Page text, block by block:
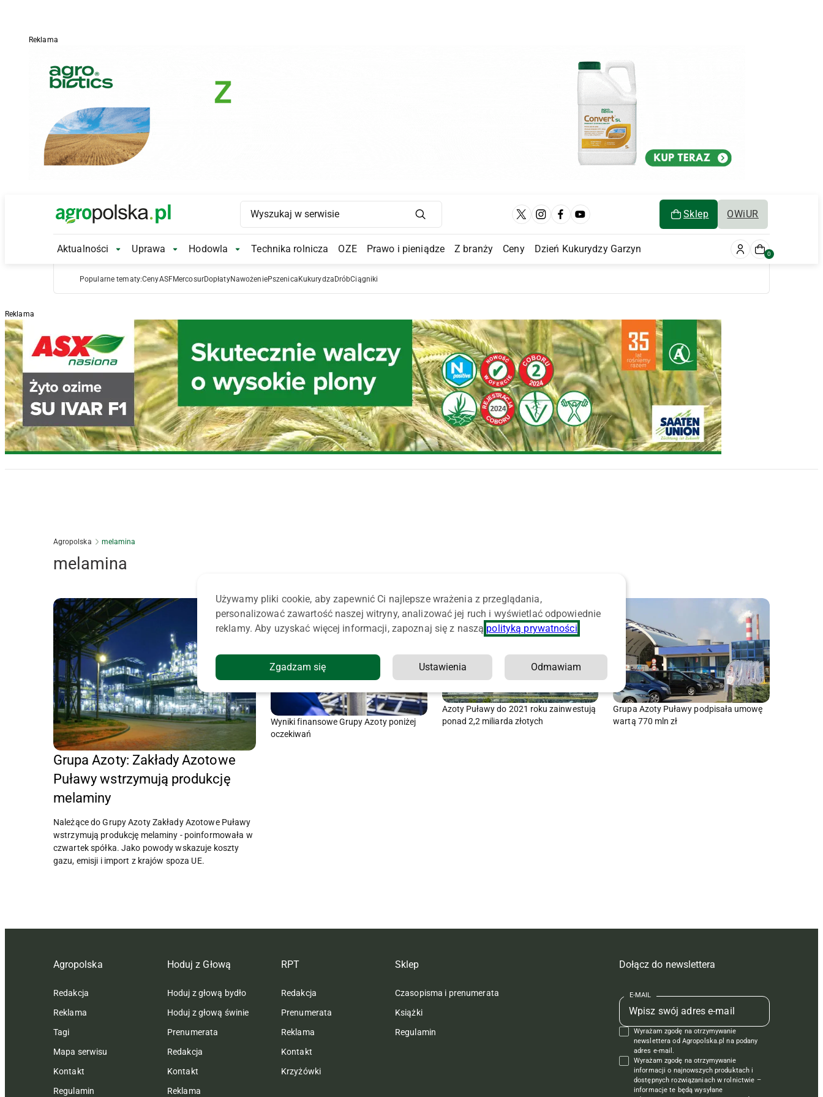
Reklama
Main Logo Sklep OWiUR
Main Navigation
Aktualności Aktualności Submenu
Uprawa Uprawa Submenu
Hodowla Hodowla Submenu
Technika rolnicza OZE Prawo i pieniądze Z branży Ceny Dzień Kukurydzy Garzyn 0
Popularne tematy:CenyASFMercosurDopłatyNawożeniePszenica Kukurydza DróbCiągniki
Reklama
Agropolska melamina
melamina
Grupa Azoty: Zakłady Azotowe
Puławy wstrzymują produkcję
melaminy
Należące do Grupy Azoty Zakłady Azotowe Puławy
wstrzymują produkcję melaminy - poinformowała w
czwartek spółka. Jako powody wskazuje koszty
gazu, emisji i import z krajów spoza UE.
Wyniki finansowe Grupy Azoty poniżej
oczekiwań
Azoty Puławy do 2021 roku zainwestują
ponad 2,2 miliarda złotych
Grupa Azoty Puławy podpisała umowę
wartą 770 mln zł
Agropolska
Redakcja
Reklama
Tagi
Mapa serwisu
Kontakt
Regulamin
Hoduj z Głową
Hoduj z głową bydło
Hoduj z głową świnie
Prenumerata
Redakcja
Kontakt
Reklama
RPT
Redakcja
Prenumerata
Reklama
Kontakt
Krzyżówki
Sklep
Czasopisma i prenumerata
Książki
Regulamin
Dołącz do newslettera
E-MAIL
Wyrażam zgodę na otrzymywanie
newslettera od Agropolska.pl na podany
adres e-mail.
Wyrażam zgodę na otrzymywanie
informacji o najnowszych produktach i
dostępnych rozwiązaniach w rolnictwie –
informacje te będą wysyłane
Używamy pliki cookie, aby zapewnić Ci najlepsze wrażenia z przeglądania,
personalizować zawartość naszej witryny, analizować jej ruch i wyświetlać odpowiednie
reklamy. Aby uzyskać więcej informacji, zapoznaj się z naszą polityką prywatności
Zgadzam się Ustawienia Odmawiam